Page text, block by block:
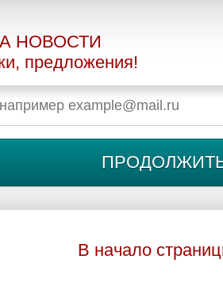
НОВОСТИ
предложения!
В начало